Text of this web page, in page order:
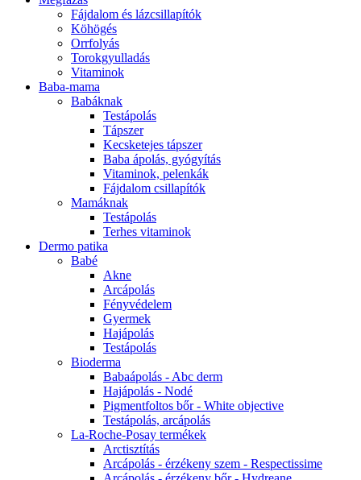
Fájdalom és lázcsillapítók
Köhögés
Orrfolyás
Torokgyulladás
Vitaminok
Baba-mama
Babáknak
Testápolás
Tápszer
Kecsketejes tápszer
Baba ápolás, gyógyítás
Vitaminok, pelenkák
Fájdalom csillapítók
Mamáknak
Testápolás
Terhes vitaminok
Dermo patika
Babé
Akne
Arcápolás
Fényvédelem
Gyermek
Hajápolás
Testápolás
Bioderma
Babaápolás - Abc derm
Hajápolás - Nodé
Pigmentfoltos bőr - White objective
Testápolás, arcápolás
La-Roche-Posay termékek
Arctisztítás
Arcápolás - érzékeny szem - Respectissime